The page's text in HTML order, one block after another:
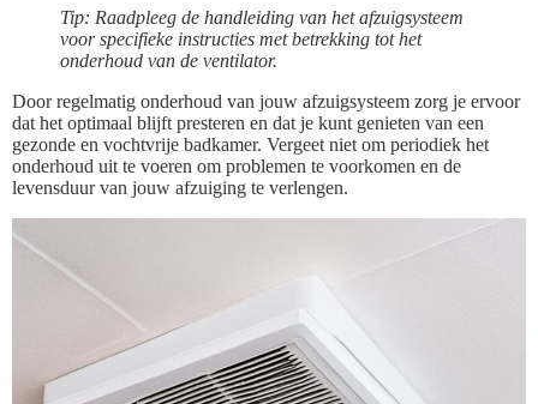
Tip: Raadpleeg de handleiding van het afzuigsysteem
voor specifieke instructies met betrekking tot het
onderhoud van de ventilator.
Door regelmatig onderhoud van jouw afzuigsysteem zorg je ervoor
dat het optimaal blijft presteren en dat je kunt genieten van een
gezonde en vochtvrije badkamer. Vergeet niet om periodiek het
onderhoud uit te voeren om problemen te voorkomen en de
levensduur van jouw afzuiging te verlengen.